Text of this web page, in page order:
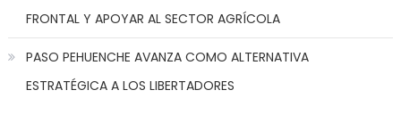
FRONTAL Y APOYAR AL SECTOR AGRÍCOLA
PASO PEHUENCHE AVANZA COMO ALTERNATIVA
ESTRATÉGICA A LOS LIBERTADORES